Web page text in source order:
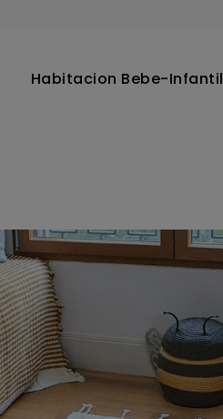
Habitacion Bebe-Infantil